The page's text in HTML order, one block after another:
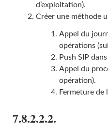
d’exploitation).
Créer une méthode
Appel du
opérations
Push SIP
Appel du
opération).
Fermeture de
7.8.2.2.2.